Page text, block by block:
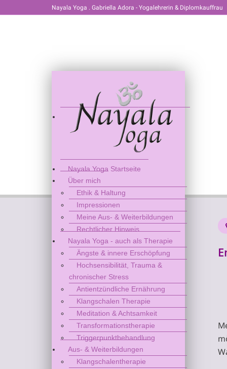
Nayala Yoga . Gabriella Adora - Yogalehrerin & Diplomkauffrau
Nayala Yoga Startseite
Über mich
Ethik & Haltung
Impressionen
Meine Aus- & Weiterbildungen
Rechtlicher Hinweis
Nayala Yoga - auch als Therapie
Ängste & innere Erschöpfung
Hochsensibilität, Trauma &
chronischer Stress
Antientzündliche Ernährung
Klangschalen Therapie
Meditation & Achtsamkeit
Transformationstherapie
Triggerpunktbehandlung
Aus- & Weiterbildungen
Klangschalentherapie